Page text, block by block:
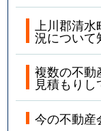
上川郡清
況について
複数の不動
見積もり
今の不動産